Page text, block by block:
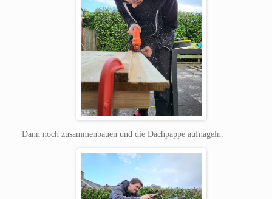
Dann noch zusammenbauen und die Dachpappe aufnageln.